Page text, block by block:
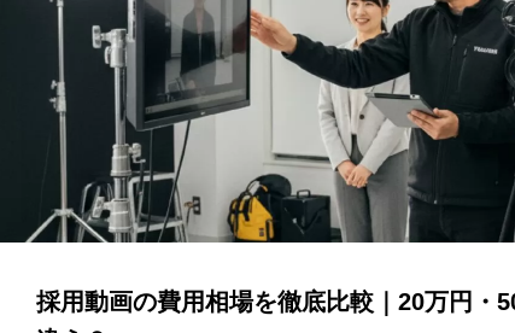
採用動画の費用相場を徹底比較｜20万円・